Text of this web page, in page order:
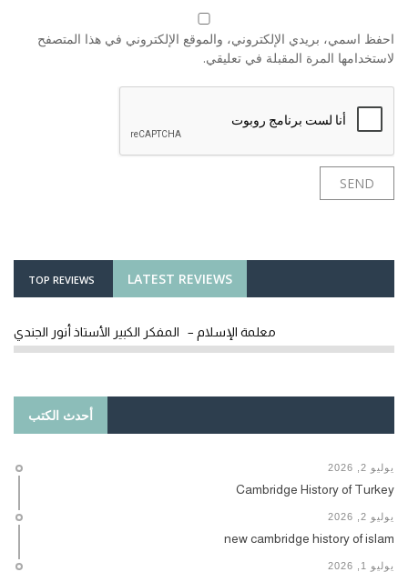
احفظ اسمي، بريدي الإلكتروني، والموقع الإلكتروني في هذا المتصفح
لاستخدامها المرة المقبلة في تعليقي.
LATEST REVIEWS
TOP REVIEWS
معلمة الإسلام – المفكر الكبير الأستاذ أنور الجندي
أحدث الكتب
يوليو 2, 2026
Cambridge History of Turkey
يوليو 2, 2026
new cambridge history of islam
يوليو 1, 2026